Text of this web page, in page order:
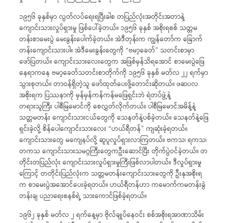
၁၉၅၆ ခုနှစ်မှာ လွတ်လပ်ရေးရပြီးခါစ တပြည်လုံးအတိုင်းအတာနဲ့
ကျောင်းသားလှုပ်ရှားမှု ဖြစ်ပေါ်ခဲ့တယ်။ ၁၉၅၆ ခုနှစ် အစိုးရစစ် သတ္တမ
တန်းစာမေးပွဲ မေးခွန်းပေါက်ခဲ့တယ်။ အဲဒီတုန်းက ကျွန်တော်က ခြောက်
တန်းကျောင်းသားပါ။ အဲဒီမေးခွန်းတွေကို “ဗမာ့ခေတ်” သတင်းစာမှာ
ဖော်ပြတယ်။ ကျောင်းသားလေးတွေက အဖြစ်မှန်သိရအောင် စာမေးပွဲဖြေ
နေရာကနေ ဗမာ့ခေတ်သတင်းစာတိုက်ကို ၁၉၅၆ ခုနှစ် မတ်လ ၂၂ ရက်မှာ
သွားစုတယ်။ တာဝန်ရှိတဲ့သူ ဖော်ထုတ်ပေးဖို့တောင်းဆိုတယ်။ ဖဆပလ
အစိုးရက ပြဿနာကို မှန်မှန်ကန်ကန်မဖြေရှင်းဘဲ ရဲတပ်ဖွဲ့နဲ့
တရားသူကြီး ပါစီမြမောင်ကို စေလွှတ်လိုက်တယ်။ ပါစီမြမောင်အမိန့်နဲ့
သတ္တမတန်း ကျောင်းသားငယ်တွေကို သေနတ်နဲ့ပစ်ခဲ့တယ်။ သေနတ်နဲ့ဖြေ
ရှင်းခဲ့လို့ စိန်ပေါကျောင်းသားလေး “ဟယ်ရီတန်” ကျဆုံးခဲ့ရတယ်။
ကျောင်းသားတွေ မကျေနပ်လို့ ဆူပူလှုပ်ရှားလာကြတယ်။ ဗကသ၊ ရကသ၊
တကသ ကျောင်းသားသမဂ္ဂကြီးတွေကဦးဆောင်ပြီး တိုက်ပွဲဝင်ခဲ့တယ်။ တ
တိုင်းတပြည်လုံး ကျောင်းသားလှုပ်ရှားမှုကြီးဖြစ်လာပါတယ်။ ဒီလှုပ်ရှားမှု
ကြောင့် တတိုင်းပြည်လုံးက သတ္တမတန်းကျောင်းသားတွေကို ဦးနုအစိုးရ
က စာမေးပွဲအအောင်ပေးခဲ့ရတယ်။ ဟယ်ရီတန်ဟာ ကမောက်ကမတန်းခွဲ
တန်းချ ပညာရေးစနစ်ရဲ့ သားကောင်ဖြစ်ခဲ့ရတယ်။
၁၉၆၂ ခုနှစ် မတ်လ ၂ ရက်နေ့မှာ ဗိုလ်ချုပ်နေဝင်း စစ်အစိုးရအာဏာသိမ်း